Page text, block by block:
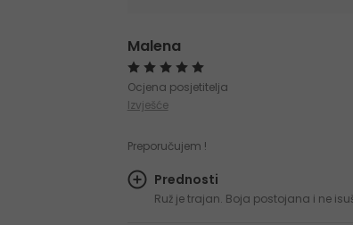
Malena
Ocjena posjetitelja
Izvješće
Preporučujem !
Prednosti
Ruž je trajan. Boja postojana i ne